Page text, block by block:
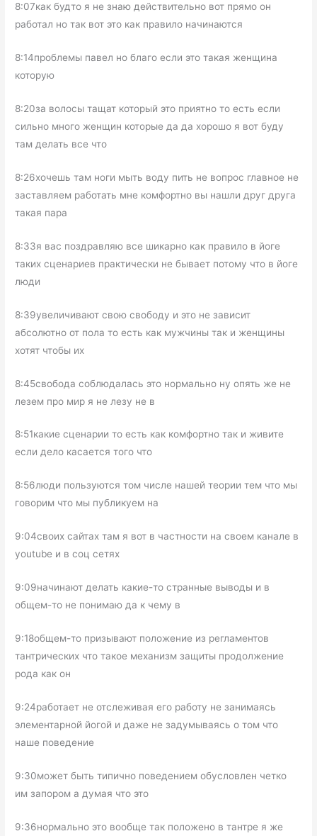
8:07как будто я не знаю действительно вот прямо он
работал но так вот это как правило начинаются
8:14проблемы павел но благо если это такая женщина
которую
8:20за волосы тащат который это приятно то есть если
сильно много женщин которые да да хорошо я вот буду
там делать все что
8:26хочешь там ноги мыть воду пить не вопрос главное не
заставляем работать мне комфортно вы нашли друг друга
такая пара
8:33я вас поздравляю все шикарно как правило в йоге
таких сценариев практически не бывает потому что в йоге
люди
8:39увеличивают свою свободу и это не зависит
абсолютно от пола то есть как мужчины так и женщины
хотят чтобы их
8:45свобода соблюдалась это нормально ну опять же не
лезем про мир я не лезу не в
8:51какие сценарии то есть как комфортно так и живите
если дело касается того что
8:56люди пользуются том числе нашей теории тем что мы
говорим что мы публикуем на
9:04своих сайтах там я вот в частности на своем канале в
youtube и в соц сетях
9:09начинают делать какие-то странные выводы и в
общем-то не понимаю да к чему в
9:18общем-то призывают положение из регламентов
тантрических что такое механизм защиты продолжение
рода как он
9:24работает не отслеживая его работу не занимаясь
элементарной йогой и даже не задумываясь о том что
наше поведение
9:30может быть типично поведением обусловлен четко
им запором а думая что это
9:36нормально это вообще так положено в тантре я же